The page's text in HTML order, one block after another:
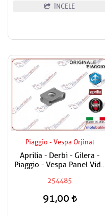
İNCELE
Piaggio - Vespa Orjinal
Aprilia - Derbi - Gilera -
Piaggio - Vespa Panel Vida
254485
91,00